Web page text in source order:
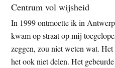
Centrum vol wijsheid
In 1999 ontmoette ik in
kwam op straat op mij
zeggen, zou niet weten wat.
het ook niet delen. Het